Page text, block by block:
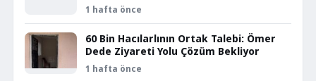
1 hafta önce
60 Bin Hacılarlının Ortak Talebi: Ömer
Dede Ziyareti Yolu Çözüm Bekliyor
1 hafta önce